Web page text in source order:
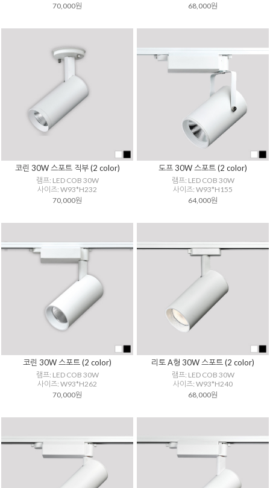
70,000원
68,000원
코린 30W 스포트 직부 (2 color)
램프: LED COB 30W
사이즈: W93*H232
70,000원
도프 30W 스포트 (2 color)
램프: LED COB 30W
사이즈: W93*H155
64,000원
코린 30W 스포트 (2 color)
램프: LED COB 30W
사이즈: W93*H262
70,000원
리토 A형 30W 스포트 (2 color)
램프: LED COB 30W
사이즈: W93*H240
68,000원